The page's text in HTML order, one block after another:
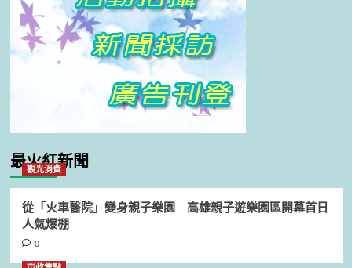
最火紅新聞
觀光消費
從「火車醫院」變身親子樂園 高雄親子遊樂園區開幕首日
人氣爆棚
0